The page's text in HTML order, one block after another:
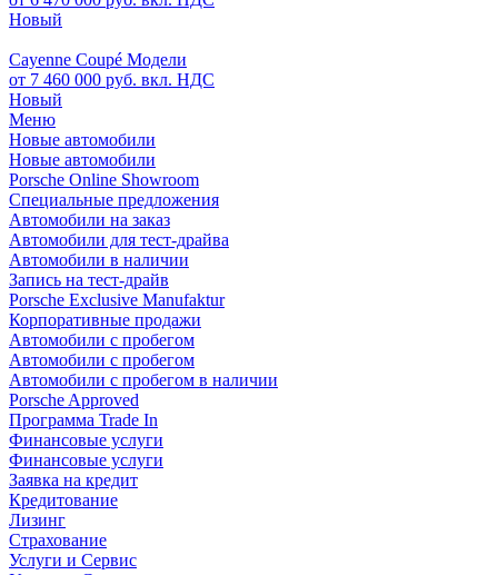
Новый
Cayenne Coupé Модели
от 7 460 000 руб. вкл. НДС
Новый
Меню
Новые автомобили
Новые автомобили
Porsche Online Showroom
Специальные предложения
Автомобили на заказ
Автомобили для тест-драйва
Автомобили в наличии
Запись на тест-драйв
Porsche Exclusive Manufaktur
Корпоративные продажи
Автомобили с пробегом
Автомобили с пробегом
Автомобили с пробегом в наличии
Porsche Approved
Программа Trade In
Финансовые услуги
Финансовые услуги
Заявка на кредит
Кредитование
Лизинг
Страхование
Услуги и Сервис